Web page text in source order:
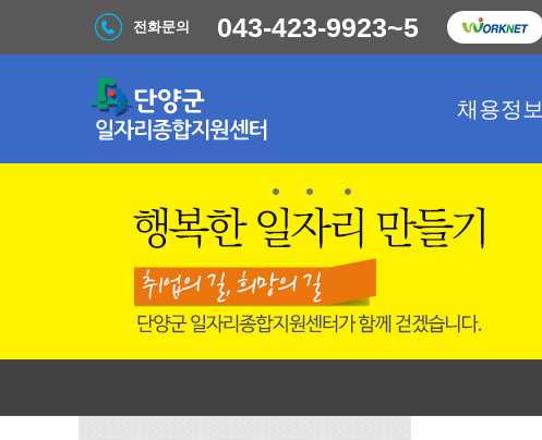
채용정보
전화문의 043-423-9923~5